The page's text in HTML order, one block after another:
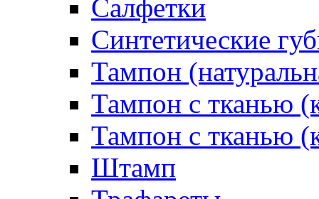
Салфетки
Синтетические
Тампон
Тампон с тканью
Тампон с тканью
Штамп